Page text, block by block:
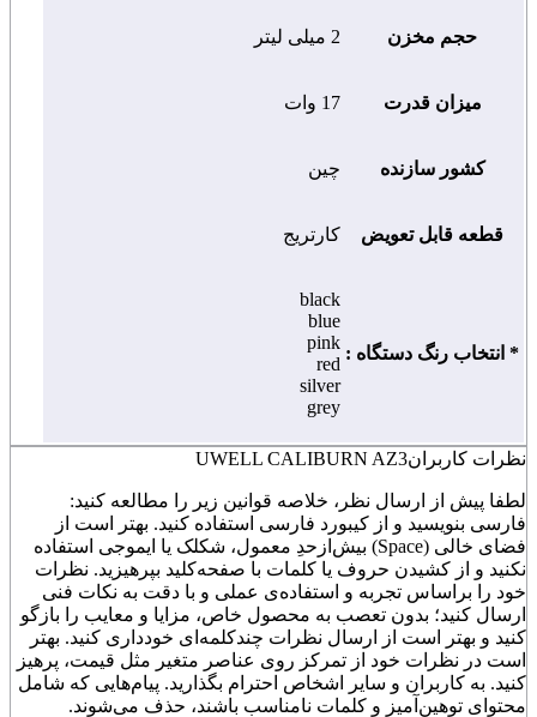
حجم مخزن 2 میلی لیتر
میزان قدرت 17 وات
کشور سازنده چین
قطعه قابل تعویض کارتریج
* انتخاب رنگ دستگاه :
black
blue
pink
red
silver
grey
نظرات کاربرانUWELL CALIBURN AZ3
لطفا پیش از ارسال نظر، خلاصه قوانین زیر را مطالعه کنید:
فارسی بنویسید و از کیبورد فارسی استفاده کنید. بهتر است از
فضای خالی (Space) بیش‌از‌حدِ معمول، شکلک یا ایموجی استفاده
نکنید و از کشیدن حروف یا کلمات با صفحه‌کلید بپرهیزید. نظرات
خود را براساس تجربه و استفاده‌ی عملی و با دقت به نکات فنی
ارسال کنید؛ بدون تعصب به محصول خاص، مزایا و معایب را بازگو
کنید و بهتر است از ارسال نظرات چندکلمه‌‌ای خودداری کنید. بهتر
است در نظرات خود از تمرکز روی عناصر متغیر مثل قیمت، پرهیز
کنید. به کاربران و سایر اشخاص احترام بگذارید. پیام‌هایی که شامل
محتوای توهین‌آمیز و کلمات نامناسب باشند، حذف می‌شوند.